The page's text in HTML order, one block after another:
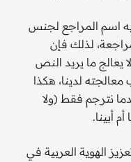
اسم المراجع لجنس
لذلك فإن
يعالج ما يريد النص
لدينا، هكذا
نترجم فقط (ولا
أبينا.
الهوية العربية في